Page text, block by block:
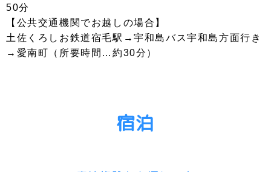
50分
【公共交通機関でお越しの場合】
土佐くろしお鉄道宿毛駅→宇和島バス宇和島方面行き
→愛南町（所要時間…約30分）
宿泊